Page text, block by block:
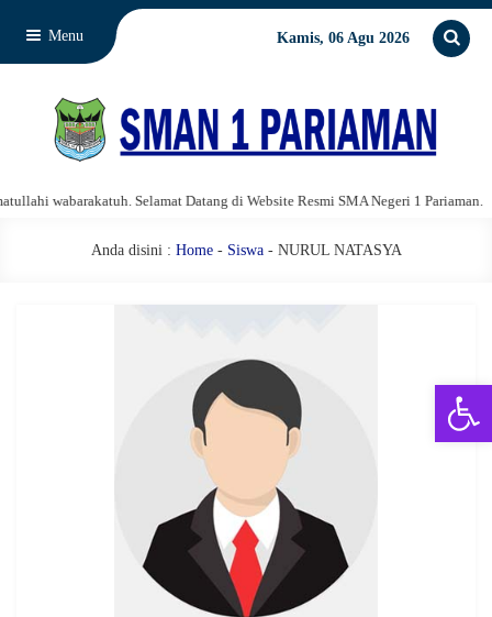
Menu Kamis, 06 Agu 2026
wabarakatuh. Selamat Datang di Website Resmi SMA Negeri 1 Pariaman.
Anda disini : Home- Siswa- NURUL NATASYA